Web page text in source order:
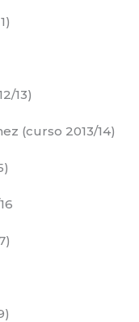
13)
(curso 2013/14)